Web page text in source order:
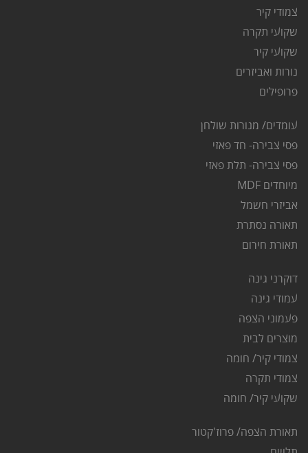
צמודי קיר
שקועי תקרה
שקועי קיר
נורות ואביזרים
פרופילים
עומדים/ מנורות שולחן
פסי צבירה- חד פאזי
פסי צבירה- תלת פאזי
מיוחדים MDF
אביזרי חשמל
תאורה נסתרת
תאורת חירום
דוקרני גינה
עמודי גינה
פעמוני הצפה
מוצרים לבית
צמודי קיר/ חומה
צמודי תקרה
שקועי קיר/ חומה
תאורת הצפה/ פרוז'קטור